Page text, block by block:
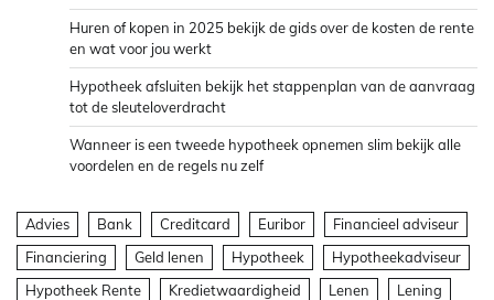
Huren of kopen in 2025 bekijk de gids over de kosten de rente
en wat voor jou werkt
Hypotheek afsluiten bekijk het stappenplan van de aanvraag
tot de sleuteloverdracht
Wanneer is een tweede hypotheek opnemen slim bekijk alle
voordelen en de regels nu zelf
Advies Bank Creditcard Euribor
Financieel adviseur
Financiering
Geld lenen Hypotheek
Hypotheekadviseur
Hypotheek Rente
Kredietwaardigheid Lenen
Lening